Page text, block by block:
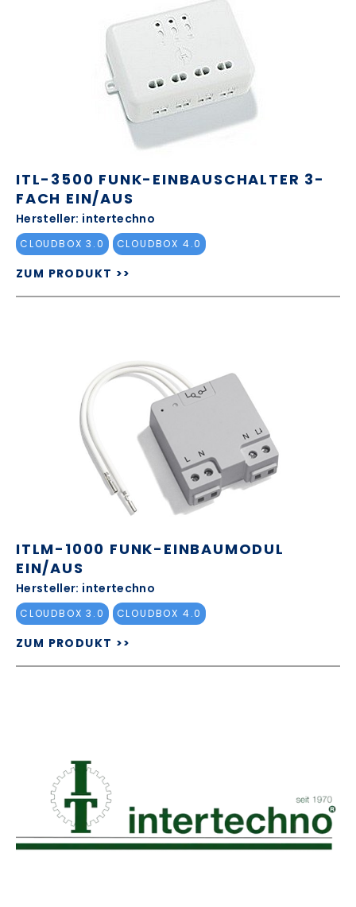
ITL-3500 FUNK-EINBAUSCHALTER 3-
FACH EIN/AUS
Hersteller: intertechno
CLOUDBOX 3.0 CLOUDBOX 4.0
ZUM PRODUKT >>
ITLM-1000 FUNK-EINBAUMODUL
EIN/AUS
Hersteller: intertechno
CLOUDBOX 3.0 CLOUDBOX 4.0
ZUM PRODUKT >>